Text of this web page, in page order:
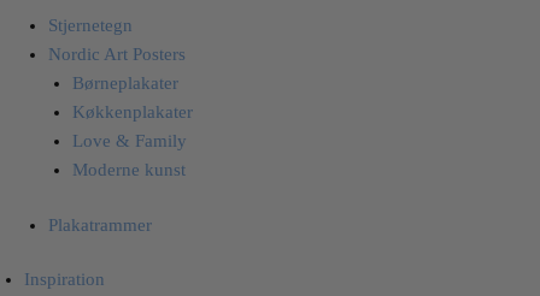
Stjernetegn
Nordic Art Posters
Børneplakater
Køkkenplakater
Love & Family
Moderne kunst
Plakatrammer
Inspiration